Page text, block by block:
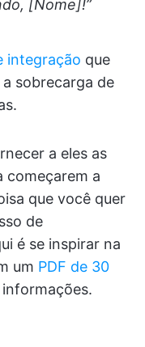
[Nome]!”
integração que
sobrecarga de
a eles as
começarem a
que você quer
de
é se inspirar na
um PDF de 30